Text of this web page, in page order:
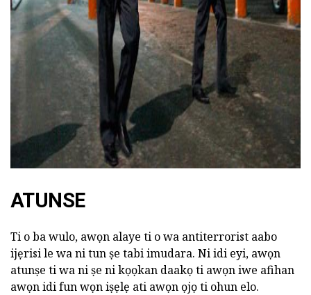
ad
ATUNSE
Ti o ba wulo, awọn alaye ti o wa antiterrorist aabo
ijẹrisi le wa ni tun ṣe tabi imudara. Ni idi eyi, awọn
atunṣe ti wa ni ṣe ni kọọkan daakọ ti awọn iwe afihan
awọn idi fun wọn iṣẹlẹ ati awọn ọjọ ti ohun elo.